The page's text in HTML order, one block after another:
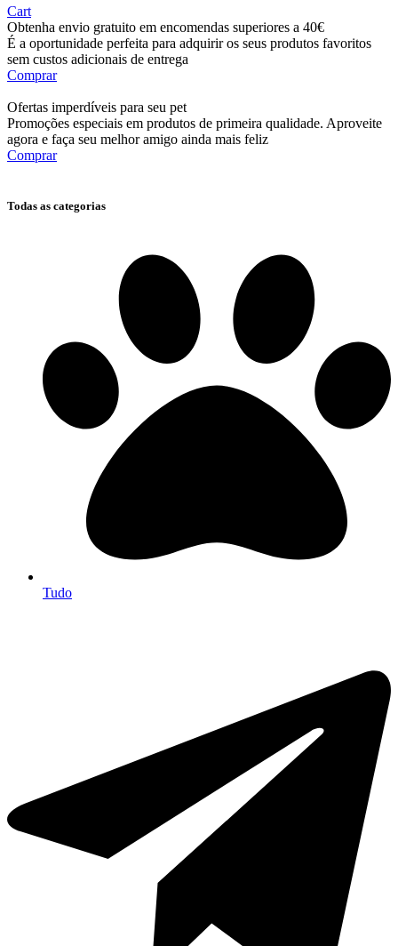
Cart
Obtenha envio gratuito em encomendas superiores a 40€
É a oportunidade perfeita para adquirir os seus produtos favoritos
sem custos adicionais de entrega
Comprar
Ofertas imperdíveis para seu pet
Promoções especiais em produtos de primeira qualidade. Aproveite
agora e faça seu melhor amigo ainda mais feliz
Comprar
Todas as categorias
Tudo